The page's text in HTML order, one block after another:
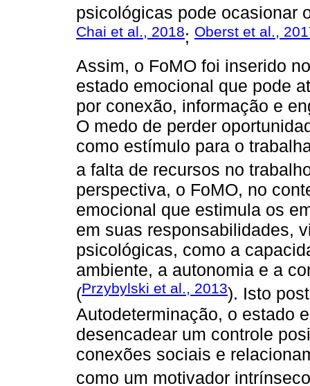
psicológicas pode ocasionar
Chai et al., 2018; Oberst et al.,
Assim, o FoMO foi inserido
estado emocional que pode
por conexão, informação e
O medo de perder
como estímulo para o
a falta de recursos no
perspectiva, o FoMO, no
emocional que estimula os
em suas responsabilidades,
psicológicas, como a
ambiente, a autonomia e a
(Przybylski et al., 2013). Isto
Autodeterminação, o estado
desencadear um controle
conexões sociais e
como um motivador